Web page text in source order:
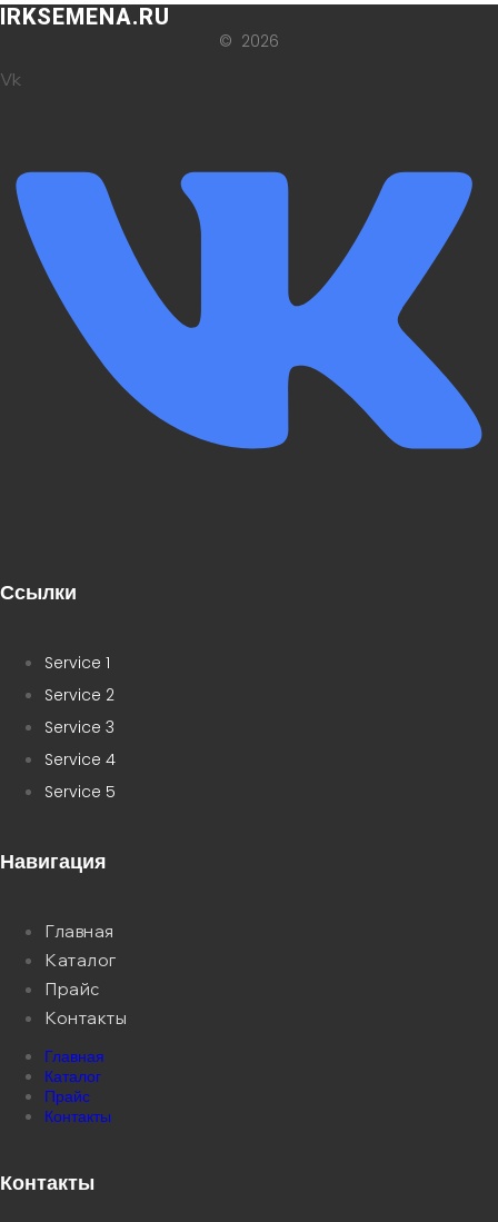
IRKSEMENA.RU
© 2026
Vk
Ссылки
Service 1
Service 2
Service 3
Service 4
Service 5
Навигация
Главная
Каталог
Прайс
Контакты
Главная
Каталог
Прайс
Контакты
Контакты